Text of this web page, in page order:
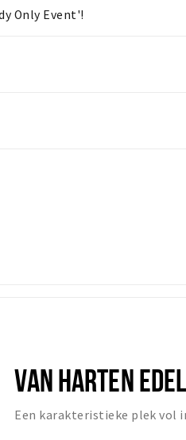
Only Event'!
VAN HARTEN
Een karakteristieke plek vol